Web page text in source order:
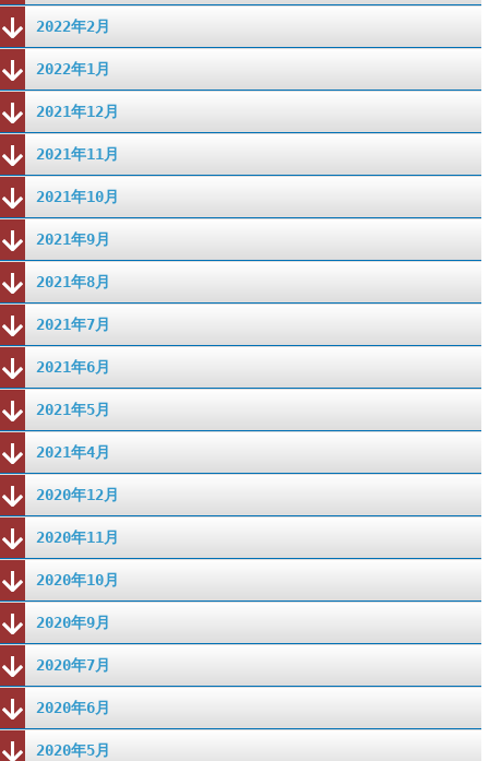
2022年2月
2022年1月
2021年12月
2021年11月
2021年10月
2021年9月
2021年8月
2021年7月
2021年6月
2021年5月
2021年4月
2020年12月
2020年11月
2020年10月
2020年9月
2020年7月
2020年6月
2020年5月